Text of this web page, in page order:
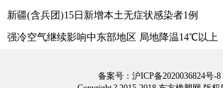
新疆(含兵团)15日新增本土无症状感染者1例
强冷空气继续影响中东部地区 局地降温14℃以上
备案号：沪ICP备2020036824号-8